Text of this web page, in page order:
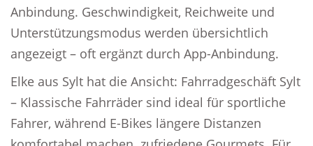
Anbindung. Geschwindigkeit, Reichweite und
Unterstützungsmodus werden übersichtlich
angezeigt – oft ergänzt durch App-Anbindung.
Elke aus Sylt hat die Ansicht: Fahrradgeschäft Sylt
– Klassische Fahrräder sind ideal für sportliche
Fahrer, während E-Bikes längere Distanzen